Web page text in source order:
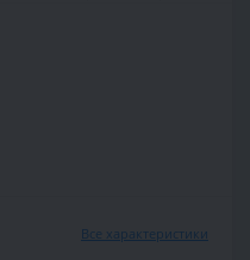
Все характеристики